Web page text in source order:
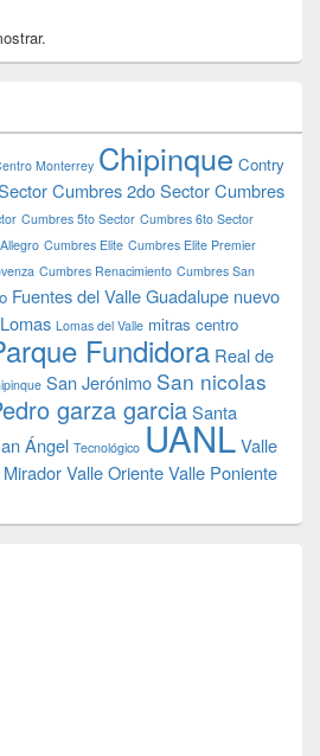
Monterrey Chipinque Contry
Cumbres 2do SectorCumbres
Cumbres 5to Sector Cumbres 6to Sector
Cumbres Elite Cumbres Elite Premier
Cumbres Renacimiento Cumbres San
Fuentes del ValleGuadalupe nuevo
Lomas del Valle mitras centro
Fundidora Real de
San Jerónimo San nicolas
garza garciaSanta
Ángel Tecnológico UANLValle
Valle OrienteValle Poniente